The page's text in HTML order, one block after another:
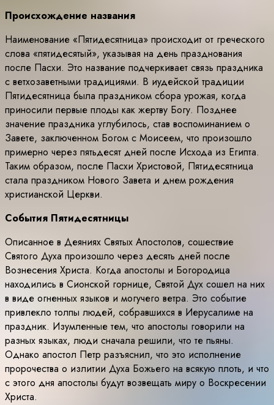
Происхождение названия
Наименование «Пятидесятница» происходит от греческого
слова «пятидесятый», указывая на день празднования
после Пасхи. Это название подчеркивает связь праздника
с ветхозаветными традициями. В иудейской традиции
Пятидесятница была праздником сбора урожая, когда
приносили первые плоды как жертву Богу. Позднее
значение праздника углубилось, став воспоминанием о
Завете, заключенном Богом с Моисеем, что произошло
примерно через пятьдесят дней после Исхода из Египта.
Таким образом, после Пасхи Христовой, Пятидесятница
стала праздником Нового Завета и днем рождения
христианской Церкви.
События Пятидесятницы
Описанное в Деяниях Святых Апостолов, сошествие
Святого Духа произошло через десять дней после
Вознесения Христа. Когда апостолы и Богородица
находились в Сионской горнице, Святой Дух сошел на них
в виде огненных языков и могучего ветра. Это событие
привлекло толпы людей, собравшихся в Иерусалиме на
праздник. Изумленные тем, что апостолы говорили на
разных языках, люди сначала решили, что те пьяны.
Однако апостол Петр разъяснил, что это исполнение
пророчества о излитии Духа Божьего на всякую плоть, и что
с этого дня апостолы будут возвещать миру о Воскресении
Христа.